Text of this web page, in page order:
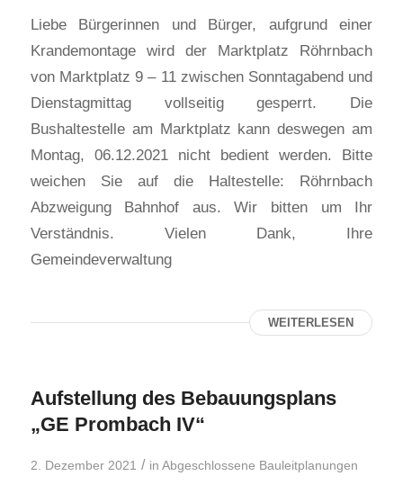
Liebe Bürgerinnen und Bürger, aufgrund einer
Krandemontage wird der Marktplatz Röhrnbach
von Marktplatz 9 – 11 zwischen Sonntagabend und
Dienstagmittag vollseitig gesperrt. Die
Bushaltestelle am Marktplatz kann deswegen am
Montag, 06.12.2021 nicht bedient werden. Bitte
weichen Sie auf die Haltestelle: Röhrnbach
Abzweigung Bahnhof aus. Wir bitten um Ihr
Verständnis. Vielen Dank, Ihre
Gemeindeverwaltung
WEITERLESEN
Aufstellung des Bebauungsplans
„GE Prombach IV“
2. Dezember 2021 / in Abgeschlossene Bauleitplanungen